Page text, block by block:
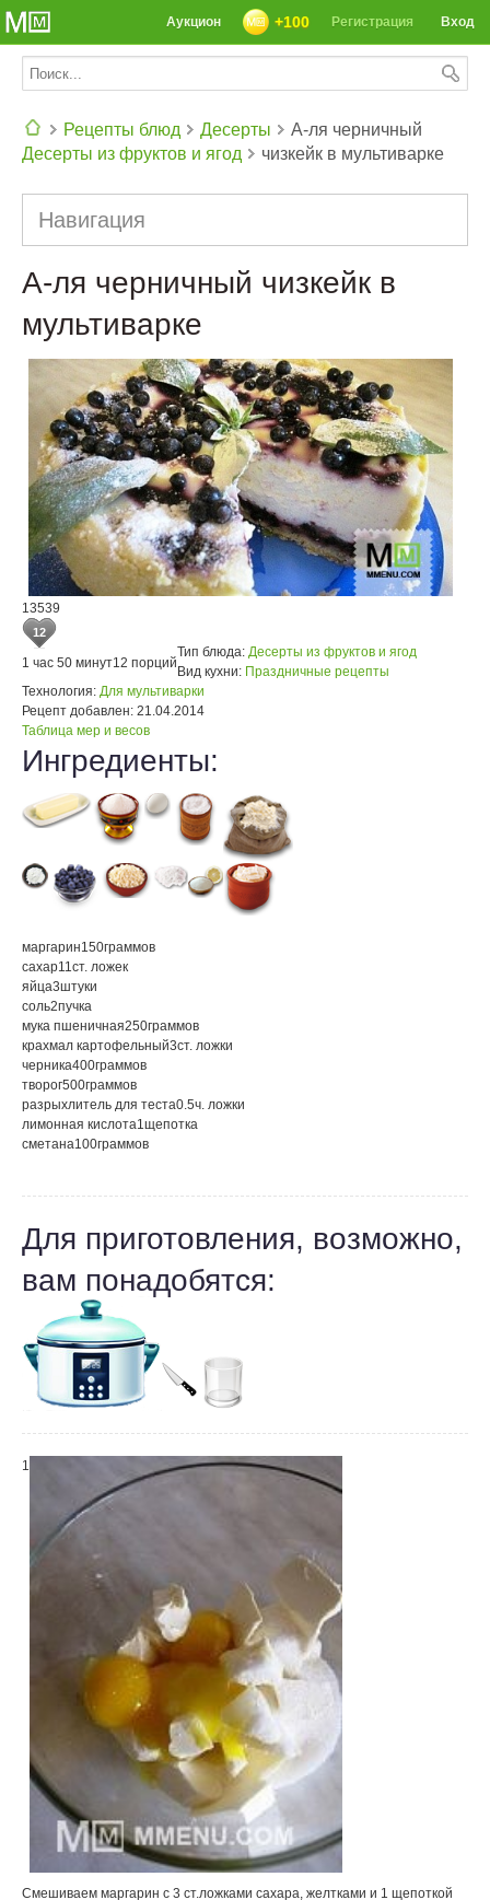
Вход
Регистрация
+100
Аукцион
Рецепты блюд
Десерты
Десерты из фруктов и ягод
А-ля черничный
чизкейк в мультиварке
Навигация
А-ля черничный чизкейк в
мультиварке
13539
12
1 час 50 минут12 порций
Тип блюда: Десерты из фруктов и ягод
Вид кухни: Праздничные рецепты
Технология: Для мультиварки
Рецепт добавлен: 21.04.2014
Таблица мер и весов
Ингредиенты:
маргарин150граммов
сахар11ст. ложек
яйца3штуки
соль2пучка
мука пшеничная250граммов
крахмал картофельный3ст. ложки
черника400граммов
творог500граммов
разрыхлитель для теста0.5ч. ложки
лимонная кислота1щепотка
сметана100граммов
Для приготовления, возможно,
вам понадобятся:
1
Смешиваем маргарин с 3 ст.ложками сахара, желтками и 1 щепоткой